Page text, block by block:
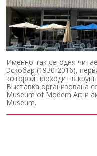
Именно так сегодня
Эскобар (1930-2016),
которой проходит в
Выставка организована
Museum of Modern Art и
Museum.